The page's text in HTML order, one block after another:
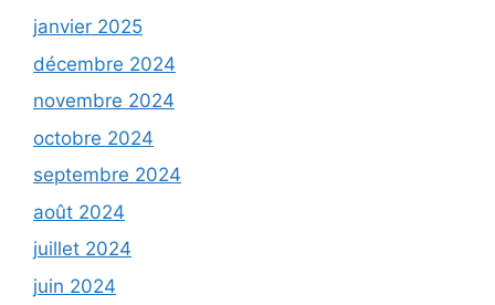
janvier 2025
décembre 2024
novembre 2024
octobre 2024
septembre 2024
août 2024
juillet 2024
juin 2024